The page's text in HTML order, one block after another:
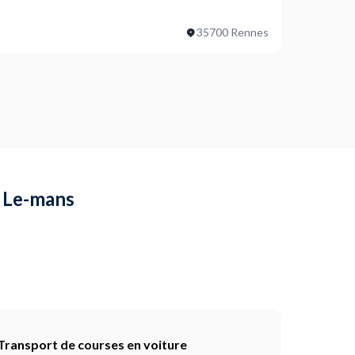
?
à appliquer à cette livraison ?
?
35700 Rennes
mans
de courses en voiture